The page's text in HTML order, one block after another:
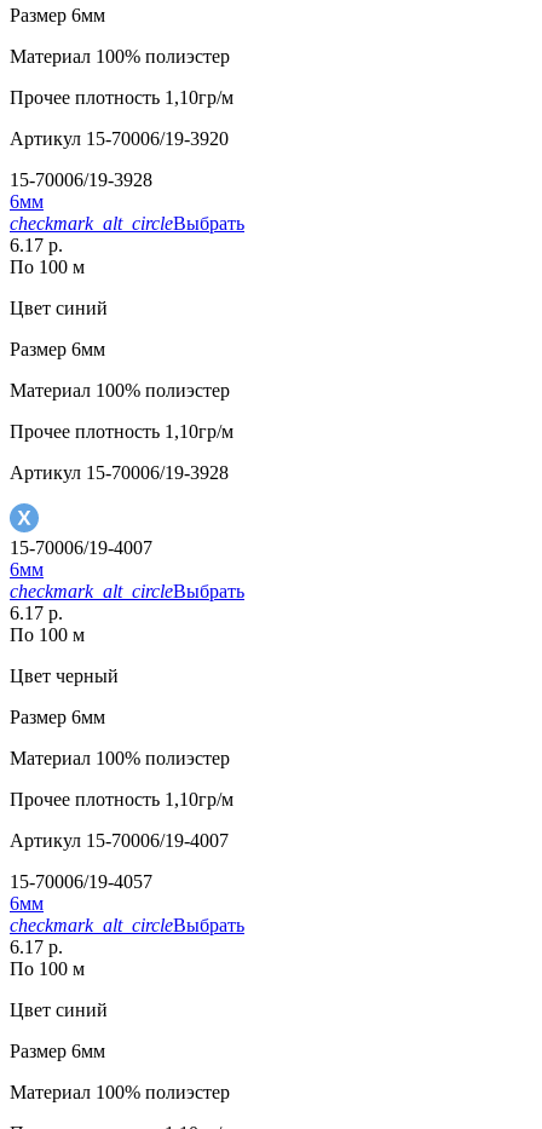
Размер 6мм
Материал 100% полиэстер
Прочее плотность 1,10гр/м
Артикул 15-70006/19-3920
15-70006/19-3928
6мм
checkmark_alt_circleВыбрать
6.17 р.
По 100 м
Цвет синий
Размер 6мм
Материал 100% полиэстер
Прочее плотность 1,10гр/м
Артикул 15-70006/19-3928
15-70006/19-4007
6мм
checkmark_alt_circleВыбрать
6.17 р.
По 100 м
Цвет черный
Размер 6мм
Материал 100% полиэстер
Прочее плотность 1,10гр/м
Артикул 15-70006/19-4007
15-70006/19-4057
6мм
checkmark_alt_circleВыбрать
6.17 р.
По 100 м
Цвет синий
Размер 6мм
Материал 100% полиэстер